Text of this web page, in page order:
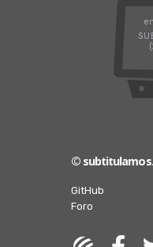
©
GitHub
Foro